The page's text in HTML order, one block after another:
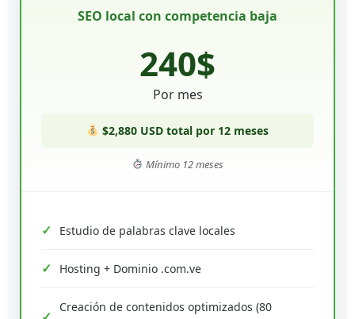
SEO local con competencia baja
240$
Por mes
$2,880 USD total por 12 meses
Mínimo 12 meses
Estudio de palabras clave locales
Hosting + Dominio .com.ve
Creación de contenidos optimizados (80